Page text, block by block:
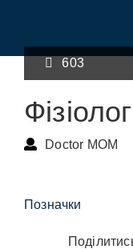
603
Doctor MOM
Позначки